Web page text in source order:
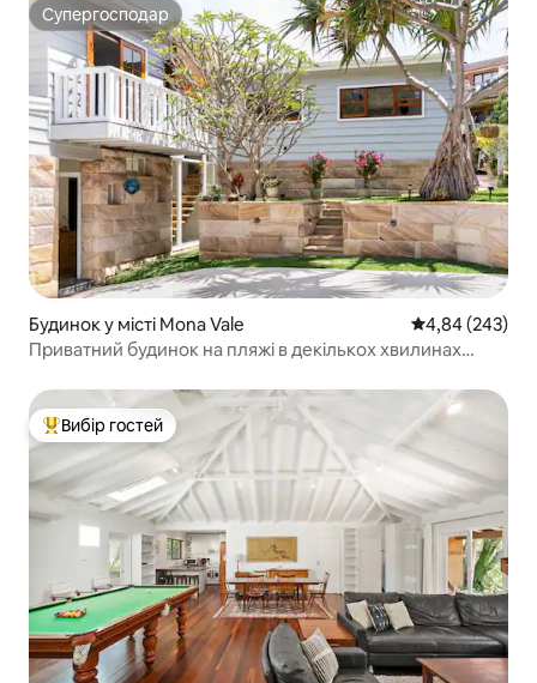
Супергосподар
Супергосподар
Будинок у місті Mona Vale Середня
4,84 (243)
Приватний будинок на пляжі в декількох хвилинах
Топ вибір гостей
Вибір гостей